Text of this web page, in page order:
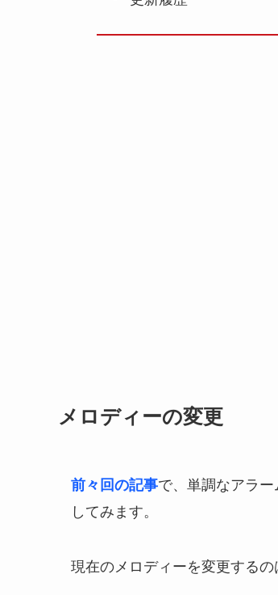
メロディーの変更
前々回の記事で、単調なアラ
してみます。
現在のメロディーを変更するの